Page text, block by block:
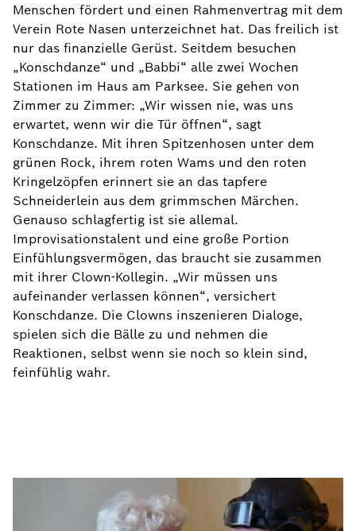
Menschen fördert und einen Rahmenvertrag mit dem
Verein Rote Nasen unterzeichnet hat. Das freilich ist
nur das finanzielle Gerüst. Seitdem besuchen
„Konschdanze“ und „Babbi“ alle zwei Wochen
Stationen im Haus am Parksee. Sie gehen von
Zimmer zu Zimmer: „Wir wissen nie, was uns
erwartet, wenn wir die Tür öffnen“, sagt
Konschdanze. Mit ihren Spitzenhosen unter dem
grünen Rock, ihrem roten Wams und den roten
Kringelzöpfen erinnert sie an das tapfere
Schneiderlein aus dem grimmschen Märchen.
Genauso schlagfertig ist sie allemal.
Improvisationstalent und eine große Portion
Einfühlungsvermögen, das braucht sie zusammen
mit ihrer Clown-Kollegin. „Wir müssen uns
aufeinander verlassen können“, versichert
Konschdanze. Die Clowns inszenieren Dialoge,
spielen sich die Bälle zu und nehmen die
Reaktionen, selbst wenn sie noch so klein sind,
feinfühlig wahr.